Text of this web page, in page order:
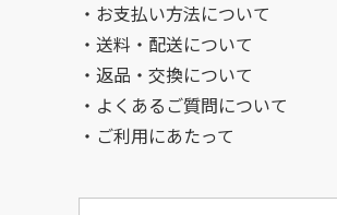
お支払い方法について
送料・配送について
返品・交換について
よくあるご質問について
ご利用にあたって